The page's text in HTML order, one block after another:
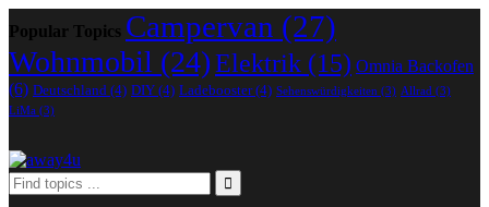
Popular Topics Campervan (27)
Wohnmobil (24)Elektrik (15) Omnia Backofen
(6) Deutschland (4) DIY (4) Ladebooster(4) Sehenswürdigkeiten (3) Allrad (3)
LiMa (3)